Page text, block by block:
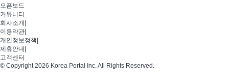
오픈보드
커뮤니티
회사소개
이용약관
개인정보정책
제휴안내
고객센터
© Copyright 2026 Korea Portal Inc. All Rights Reserved.